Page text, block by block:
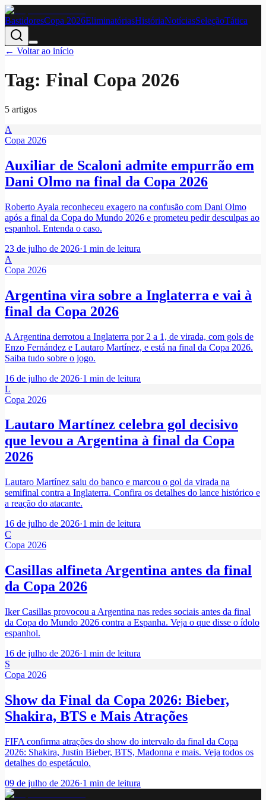
BastidoresCopa 2026EliminatóriasHistóriaNotíciasSeleçãoTática
← Voltar ao início
Tag: Final Copa 2026
5 artigos
A
Copa 2026
Auxiliar de Scaloni admite empurrão em
Dani Olmo na final da Copa 2026
Roberto Ayala reconheceu exagero na confusão com Dani Olmo
após a final da Copa do Mundo 2026 e prometeu pedir desculpas ao
espanhol. Entenda o caso.
23 de julho de 2026·1 min de leitura
A
Copa 2026
Argentina vira sobre a Inglaterra e vai à
final da Copa 2026
A Argentina derrotou a Inglaterra por 2 a 1, de virada, com gols de
Enzo Fernández e Lautaro Martínez, e está na final da Copa 2026.
Saiba tudo sobre o jogo.
16 de julho de 2026·1 min de leitura
L
Copa 2026
Lautaro Martínez celebra gol decisivo
que levou a Argentina à final da Copa
2026
Lautaro Martínez saiu do banco e marcou o gol da virada na
semifinal contra a Inglaterra. Confira os detalhes do lance histórico e
a reação do atacante.
16 de julho de 2026·1 min de leitura
C
Copa 2026
Casillas alfineta Argentina antes da final
da Copa 2026
Iker Casillas provocou a Argentina nas redes sociais antes da final
da Copa do Mundo 2026 contra a Espanha. Veja o que disse o ídolo
espanhol.
16 de julho de 2026·1 min de leitura
S
Copa 2026
Show da Final da Copa 2026: Bieber,
Shakira, BTS e Mais Atrações
FIFA confirma atrações do show do intervalo da final da Copa
2026: Shakira, Justin Bieber, BTS, Madonna e mais. Veja todos os
detalhes do espetáculo.
09 de julho de 2026·1 min de leitura